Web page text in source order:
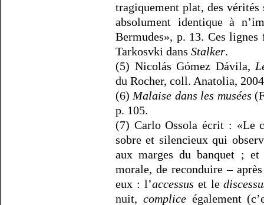
tragiquement plat, des
absolument identique à
Bermudes», p. 13. Ces
Tarkosvki dans Stalker.
(5) Nicolás Gómez Dávila,
du Rocher, coll. Anatolia,
(6) Malaise dans les musées
p. 105.
(7) Carlo Ossola écrit : «Le
sobre et silencieux qui
aux marges du banquet ;
morale, de reconduire –
eux : l’accessus et le
nuit, compliceégalement